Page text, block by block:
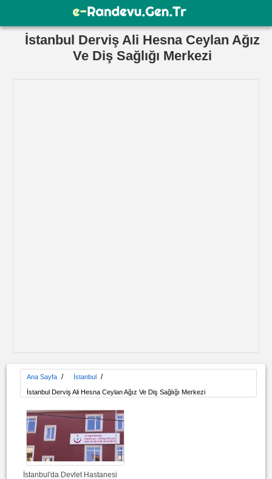
İstanbul Derviş Ali Hesna Ceylan Ağız
Ve Diş Sağlığı Merkezi
Ana Sayfa / İstanbul /
İstanbul Derviş Ali Hesna Ceylan Ağız Ve Diş Sağlığı Merkezi
İstanbul'da Devlet Hastanesi